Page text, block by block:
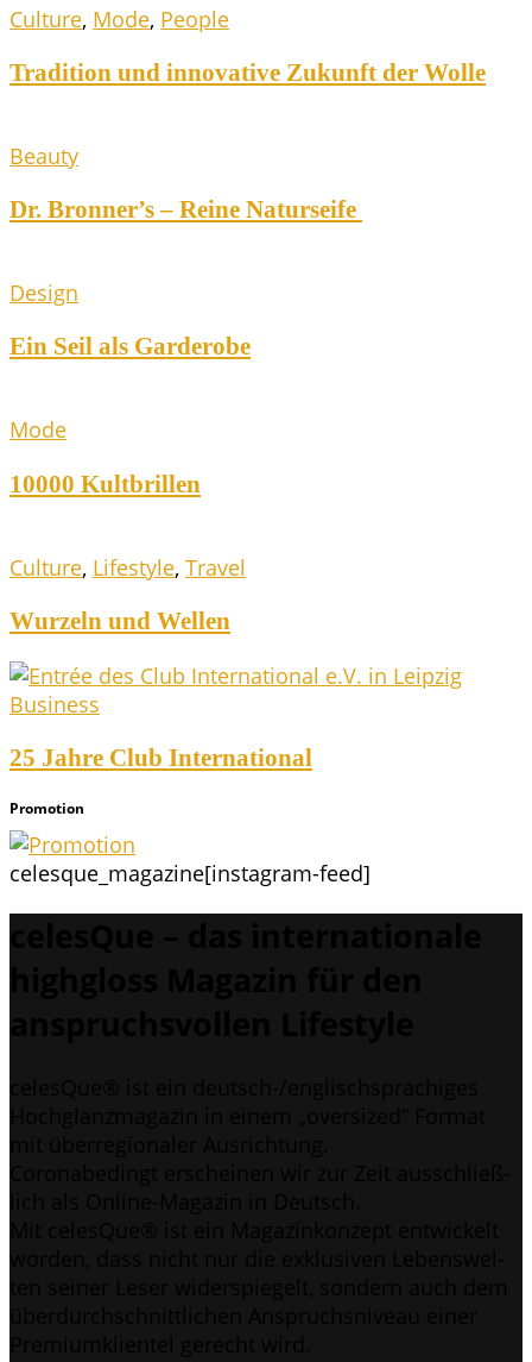
Culture, Mode, People
Tra­di­ti­on und inno­va­ti­ve Zukunft der Wolle
Beauty
Dr. Bronner’s – Rei­ne Naturseife
Design
Ein Seil als Garderobe
Mode
10000 Kult­bril­len
Culture, Lifestyle, Travel
Wur­zeln und Wellen
Business
25 Jah­re Club International
Pro­mo­ti­on
celesque_magazine[instagram-feed]